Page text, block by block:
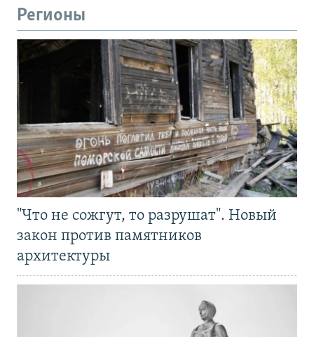
Регионы
"Что не сожгут, то разрушат". Новый
закон против памятников
архитектуры